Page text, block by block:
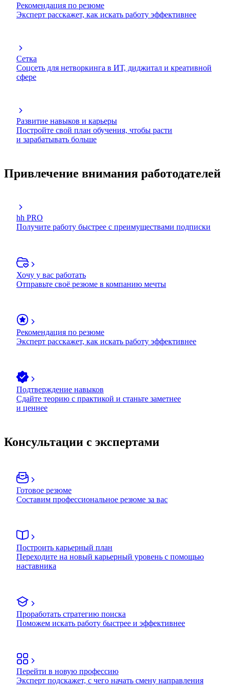
Рекомендация по резюме
Эксперт расскажет, как искать работу эффективнее
Сетка
Соцсеть для нетворкинга в ИТ, диджитал и креативной
сфере
Развитие навыков и карьеры
Постройте свой план обучения, чтобы расти
и зарабатывать больше
Привлечение внимания работодателей
hh PRO
Получите работу быстрее с преимуществами подписки
Хочу у вас работать
Отправьте своё резюме в компанию мечты
Рекомендация по резюме
Эксперт расскажет, как искать работу эффективнее
Подтверждение навыков
Сдайте теорию с практикой и станьте заметнее
и ценнее
Консультации с экспертами
Готовое резюме
Составим профессиональное резюме за вас
Построить карьерный план
Переходите на новый карьерный уровень с помощью
наставника
Проработать стратегию поиска
Поможем искать работу быстрее и эффективнее
Перейти в новую профессию
Эксперт подскажет, с чего начать смену направления